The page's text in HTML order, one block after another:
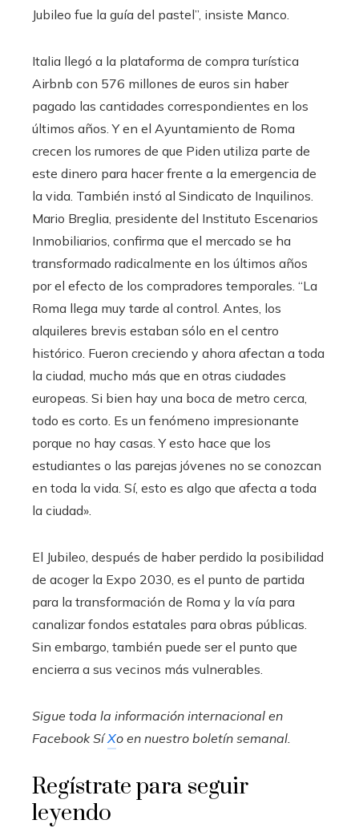
Jubileo fue la guía del pastel”, insiste Manco.
Italia llegó a la plataforma de compra turística
Airbnb con 576 millones de euros sin haber
pagado las cantidades correspondientes en los
últimos años. Y en el Ayuntamiento de Roma
crecen los rumores de que Piden utiliza parte de
este dinero para hacer frente a la emergencia de
la vida. También instó al Sindicato de Inquilinos.
Mario Breglia, presidente del Instituto Escenarios
Inmobiliarios, confirma que el mercado se ha
transformado radicalmente en los últimos años
por el efecto de los compradores temporales. “La
Roma llega muy tarde al control. Antes, los
alquileres brevis estaban sólo en el centro
histórico. Fueron creciendo y ahora afectan a toda
la ciudad, mucho más que en otras ciudades
europeas. Si bien hay una boca de metro cerca,
todo es corto. Es un fenómeno impresionante
porque no hay casas. Y esto hace que los
estudiantes o las parejas jóvenes no se conozcan
en toda la vida. Sí, esto es algo que afecta a toda
la ciudad».
El Jubileo, después de haber perdido la posibilidad
de acoger la Expo 2030, es el punto de partida
para la transformación de Roma y la vía para
canalizar fondos estatales para obras públicas.
Sin embargo, también puede ser el punto que
encierra a sus vecinos más vulnerables.
Sigue toda la información internacional en
FacebookSíXo en nuestro boletín semanal
Regístrate para seguir
leyendo